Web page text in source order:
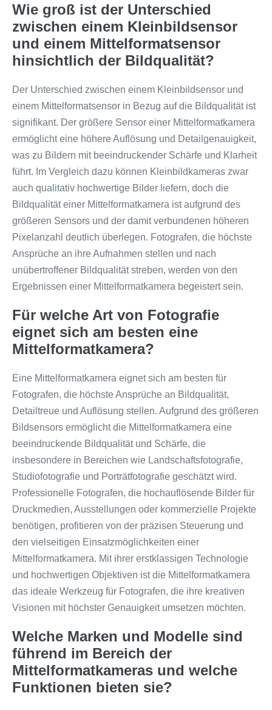
Wie groß ist der Unterschied
zwischen einem Kleinbildsensor
und einem Mittelformatsensor
hinsichtlich der Bildqualität?
Der Unterschied zwischen einem Kleinbildsensor und
einem Mittelformatsensor in Bezug auf die Bildqualität ist
signifikant. Der größere Sensor einer Mittelformatkamera
ermöglicht eine höhere Auflösung und Detailgenauigkeit,
was zu Bildern mit beeindruckender Schärfe und Klarheit
führt. Im Vergleich dazu können Kleinbildkameras zwar
auch qualitativ hochwertige Bilder liefern, doch die
Bildqualität einer Mittelformatkamera ist aufgrund des
größeren Sensors und der damit verbundenen höheren
Pixelanzahl deutlich überlegen. Fotografen, die höchste
Ansprüche an ihre Aufnahmen stellen und nach
unübertroffener Bildqualität streben, werden von den
Ergebnissen einer Mittelformatkamera begeistert sein.
Für welche Art von Fotografie
eignet sich am besten eine
Mittelformatkamera?
Eine Mittelformatkamera eignet sich am besten für
Fotografen, die höchste Ansprüche an Bildqualität,
Detailtreue und Auflösung stellen. Aufgrund des größeren
Bildsensors ermöglicht die Mittelformatkamera eine
beeindruckende Bildqualität und Schärfe, die
insbesondere in Bereichen wie Landschaftsfotografie,
Studiofotografie und Porträtfotografie geschätzt wird.
Professionelle Fotografen, die hochauflösende Bilder für
Druckmedien, Ausstellungen oder kommerzielle Projekte
benötigen, profitieren von der präzisen Steuerung und
den vielseitigen Einsatzmöglichkeiten einer
Mittelformatkamera. Mit ihrer erstklassigen Technologie
und hochwertigen Objektiven ist die Mittelformatkamera
das ideale Werkzeug für Fotografen, die ihre kreativen
Visionen mit höchster Genauigkeit umsetzen möchten.
Welche Marken und Modelle sind
führend im Bereich der
Mittelformatkameras und welche
Funktionen bieten sie?